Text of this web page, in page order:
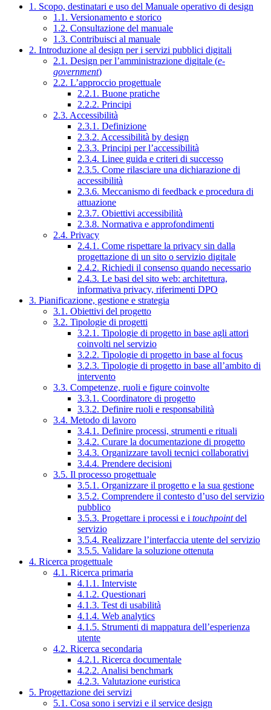
1. Scopo, destinatari e uso del Manuale operativo di design
1.1. Versionamento e storico
1.2. Consultazione del manuale
1.3. Contribuisci al manuale
2. Introduzione al design per i servizi pubblici digitali
2.1. Design per l’amministrazione digitale (e-
government)
2.2. L’approccio progettuale
2.2.1. Buone pratiche
2.2.2. Principi
2.3. Accessibilità
2.3.1. Definizione
2.3.2. Accessibilità by design
2.3.3. Principi per l’accessibilità
2.3.4. Linee guida e criteri di successo
2.3.5. Come rilasciare una dichiarazione di
accessibilità
2.3.6. Meccanismo di feedback e procedura di
attuazione
2.3.7. Obiettivi accessibilità
2.3.8. Normativa e approfondimenti
2.4. Privacy
2.4.1. Come rispettare la privacy sin dalla
progettazione di un sito o servizio digitale
2.4.2. Richiedi il consenso quando necessario
2.4.3. Le basi del sito web: architettura,
informativa privacy, riferimenti DPO
3. Pianificazione, gestione e strategia
3.1. Obiettivi del progetto
3.2. Tipologie di progetti
3.2.1. Tipologie di progetto in base agli attori
coinvolti nel servizio
3.2.2. Tipologie di progetto in base al focus
3.2.3. Tipologie di progetto in base all’ambito di
intervento
3.3. Competenze, ruoli e figure coinvolte
3.3.1. Coordinatore di progetto
3.3.2. Definire ruoli e responsabilità
3.4. Metodo di lavoro
3.4.1. Definire processi, strumenti e rituali
3.4.2. Curare la documentazione di progetto
3.4.3. Organizzare tavoli tecnici collaborativi
3.4.4. Prendere decisioni
3.5. Il processo progettuale
3.5.1. Organizzare il progetto e la sua gestione
3.5.2. Comprendere il contesto d’uso del servizio
pubblico
3.5.3. Progettare i processi e i touchpointdel
servizio
3.5.4. Realizzare l’interfaccia utente del servizio
3.5.5. Validare la soluzione ottenuta
4. Ricerca progettuale
4.1. Ricerca primaria
4.1.1. Interviste
4.1.2. Questionari
4.1.3. Test di usabilità
4.1.4. Web analytics
4.1.5. Strumenti di mappatura dell’esperienza
utente
4.2. Ricerca secondaria
4.2.1. Ricerca documentale
4.2.2. Analisi benchmark
4.2.3. Valutazione euristica
5. Progettazione dei servizi
5.1. Cosa sono i servizi e il service design